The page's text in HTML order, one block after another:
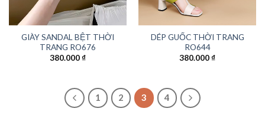
GIÀY SANDAL BỆT THỜI
TRANG RO676
380.000₫
DÉP GUỐC THỜI TRANG
RO644
380.000₫
1 2 3 4